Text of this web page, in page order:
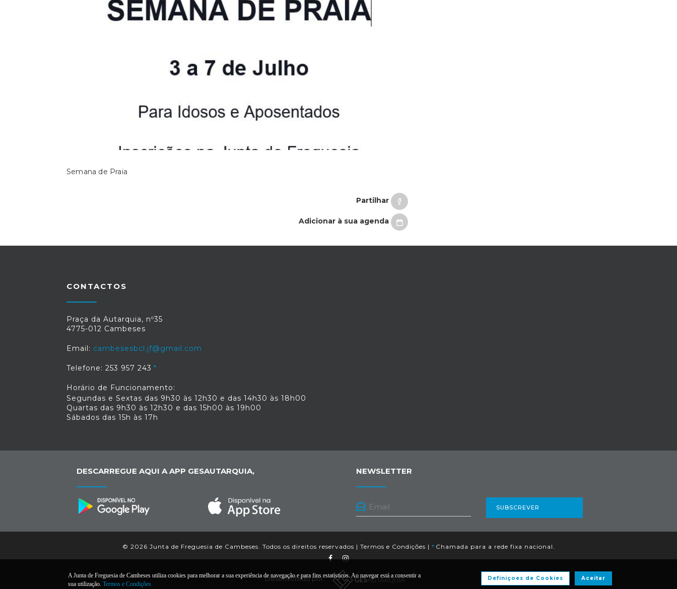
Semana de Praia
Partilhar
Adicionar à sua agenda
CONTACTOS
Praça da Autarquia, nº35
4775-012 Cambeses
Email: cambesesbcl.jf@gmail.com
Telefone: 253 957 243
Horário de Funcionamento:
Segundas e Sextas das 9h30 às 12h30 e das 14h30 às 18h00
Quartas das 9h30 às 12h30 e das 15h00 às 19h00
Sábados das 15h às 17h
DESCARREGUE AQUI A APP GESAUTARQUIA, NEWSLETTER
SUBSCREVER
© 2026 Junta de Freguesia de Cambeses. Todos os direitos reservados | Termos e Condições | * Chamada para a rede fixa nacional.
Desenvolvido por:
A Junta de Freguesia de Cambeses utiliza cookies para melhorar a sua experiência de navegação e para fins estatísticos. Ao navegar está a consentir a
sua utilização. Termos e Condições
Aceitar
Definiçoes de Cookies